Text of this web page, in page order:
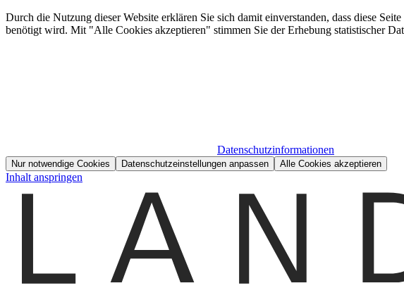
Durch die Nutzung dieser Website erklären Sie sich damit einverstanden, dass diese
benötigt wird. Mit "Alle Cookies akzeptieren" stimmen Sie der Erhebung statistischer
Datenschutzinformationen
Nur notwendige Cookies Datenschutzeinstellungen anpassen Alle Cookies akzeptieren
Inhalt anspringen